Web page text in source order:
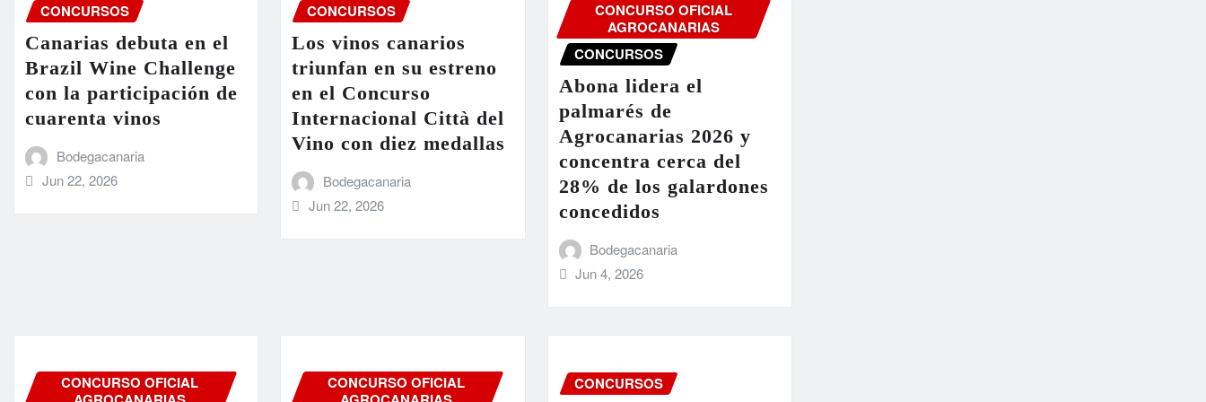
CONCURSOS
Canarias debuta en el
Brazil Wine Challenge
con la participación de
cuarenta vinos
Bodegacanaria
Jun 22, 2026
CONCURSOS
Los vinos canarios
triunfan en su estreno
en el Concurso
Internacional Città del
Vino con diez medallas
Bodegacanaria
Jun 22, 2026
CONCURSO OFICIAL
AGROCANARIAS
CONCURSOS
Abona lidera el
palmarés de
Agrocanarias 2026 y
concentra cerca del
28% de los galardones
concedidos
Bodegacanaria
Jun 4, 2026
CONCURSO OFICIAL
CONCURSO OFICIAL
CONCURSOS